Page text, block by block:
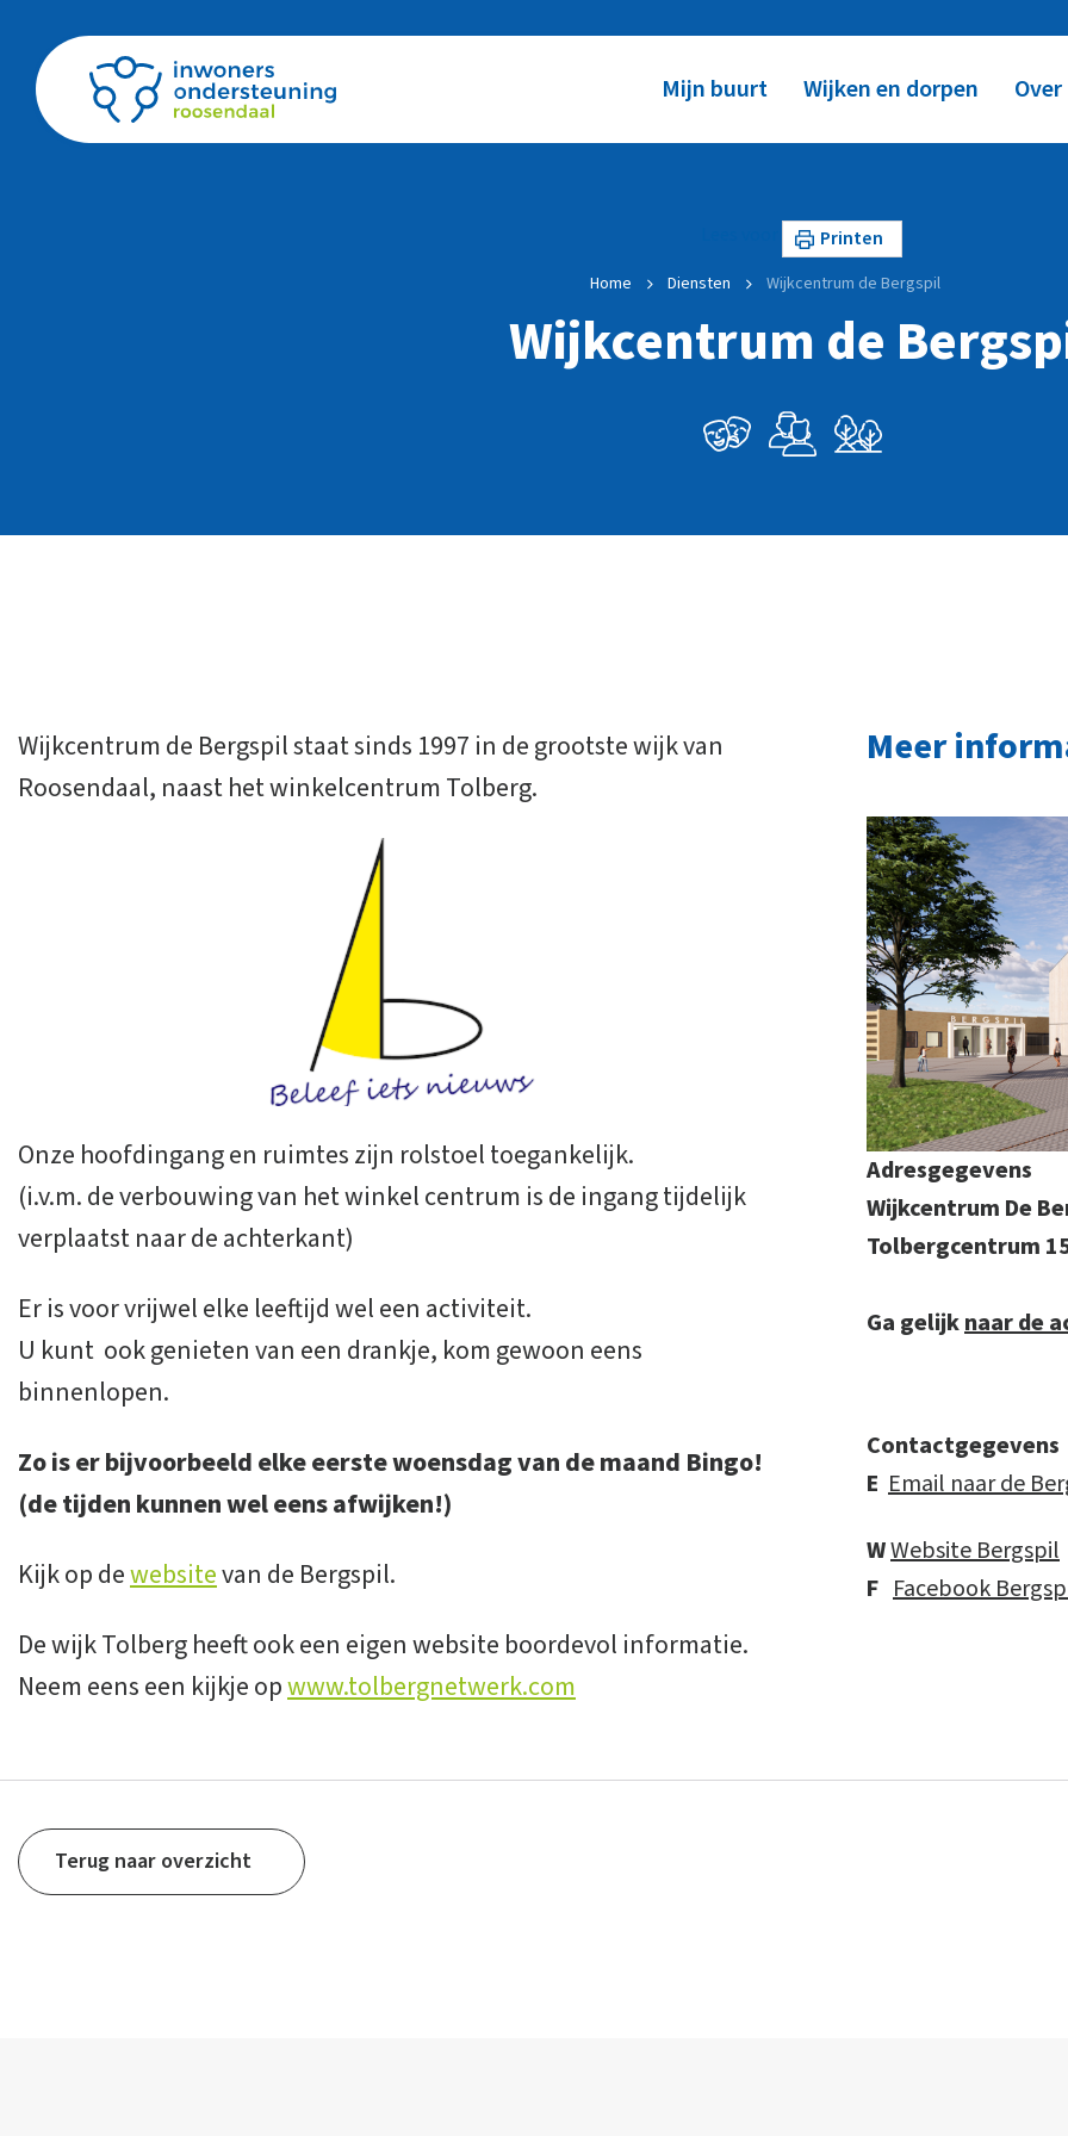
Mijn buurt Wijken en dorpen
Printen
Home Diensten Wijkcentrum de Bergspil
Wijkcentrum de
Wijkcentrum de Bergspil staat sinds 1997 in de grootste wijk van
Roosendaal, naast het winkelcentrum Tolberg.
Onze hoofdingang en ruimtes zijn rolstoel toegankelijk.
(i.v.m. de verbouwing van het winkel centrum is de ingang tijdelijk
verplaatst naar de achterkant)
Er is voor vrijwel elke leeftijd wel een activiteit.
U kunt ook genieten van een drankje, kom gewoon eens
binnenlopen.
Zo is er bijvoorbeeld elke eerste woensdag van de maand Bingo!
(de tijden kunnen wel eens afwijken!)
Kijk op dewebsitevan de Bergspil.
De wijk Tolberg heeft ook een eigen website boordevol informatie.
Neem eens een kijkje opwww.tolbergnetwerk.com
Meer
Adresgegevens
Wijkcentrum De
Tolbergcentrum
Ga gelijknaar de
Contactgegevens
E Email naar de
WWebsite Bergspil
F Facebook
Terug naar overzicht